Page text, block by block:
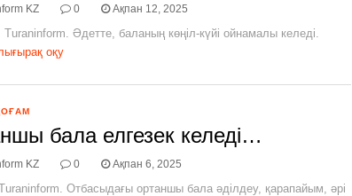
KZ 0 Ақпан 12, 2025
Turaninform. Әдетте, баланың көңіл-күйі ойнамалы келеді.
оқу
бала елгезек келеді…
KZ 0 Ақпан 6, 2025
Отбасыдағы ортаншы бала әділдеу, қарапайым, әрі